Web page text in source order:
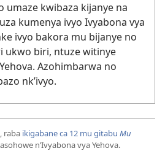
umaze kwibaza kijanye na
kumenya ivyo Ivyabona vya
ivyo bakora mu bijanye no
ukwo biri, ntuze witinye
Azohimbarwa no
nk’ivyo.
raba ikigabane ca 12 mu gitabu Mu
n’Ivyabona vya Yehova.